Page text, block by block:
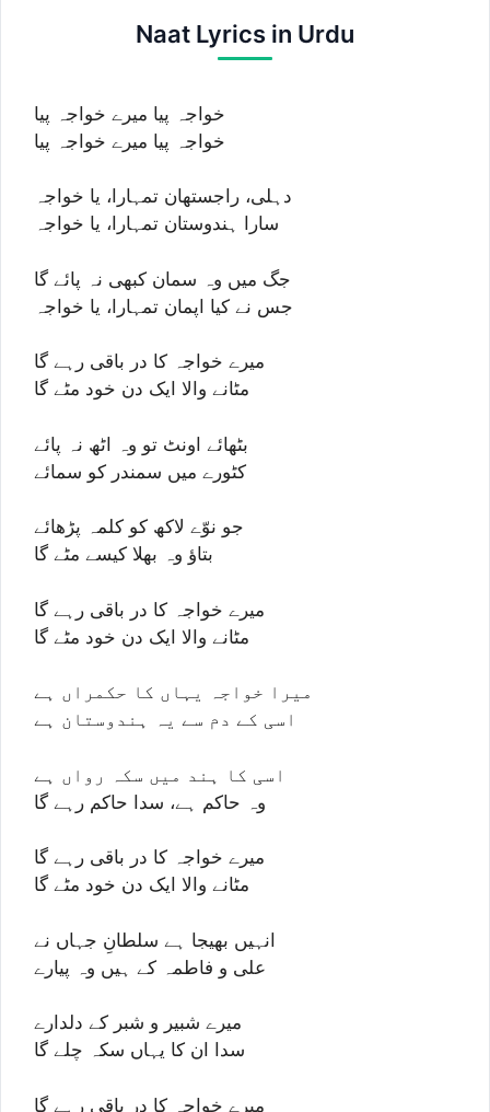
Naat Lyrics in Urdu
خواجہ پیا میرے خواجہ پیا
خواجہ پیا میرے خواجہ پیا
دہلی، راجستھان تمہارا، یا خواجہ
سارا ہندوستان تمہارا، یا خواجہ
جگ میں وہ سمان کبھی نہ پائے گا
جس نے کیا اپمان تمہارا، یا خواجہ
میرے خواجہ کا در باقی رہے گا
مٹانے والا ایک دن خود مٹے گا
بٹھائے اونٹ تو وہ اٹھ نہ پائے
کٹورے میں سمندر کو سمائے
جو نوّے لاکھ کو کلمہ پڑھائے
بتاؤ وہ بھلا کیسے مٹے گا
میرے خواجہ کا در باقی رہے گا
مٹانے والا ایک دن خود مٹے گا
میرا خواجہ یہاں کا حکمراں ہے
اسی کے دم سے یہ ہندوستان ہے
اسی کا ہند میں سکہ رواں ہے
وہ حاکم ہے، سدا حاکم رہے گا
میرے خواجہ کا در باقی رہے گا
مٹانے والا ایک دن خود مٹے گا
انہیں بھیجا ہے سلطانِ جہاں نے
علی و فاطمہ کے ہیں وہ پیارے
میرے شبیر و شبر کے دلدارے
سدا ان کا یہاں سکہ چلے گا
میرے خواجہ کا در باقی رہے گا